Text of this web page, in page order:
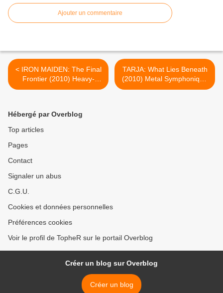
Ajouter un commentaire
< IRON MAIDEN: The Final
Frontier (2010) Heavy-
Metal
TARJA: What Lies Beneath
(2010) Metal Symphonique
>
Hébergé par Overblog
Top articles
Pages
Contact
Signaler un abus
C.G.U.
Cookies et données personnelles
Préférences cookies
Voir le profil de TopheR sur le portail Overblog
Créer un blog sur Overblog
Créer un blog